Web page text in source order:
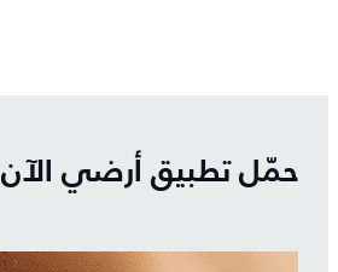
حمّل تطبيق أرضي الآن